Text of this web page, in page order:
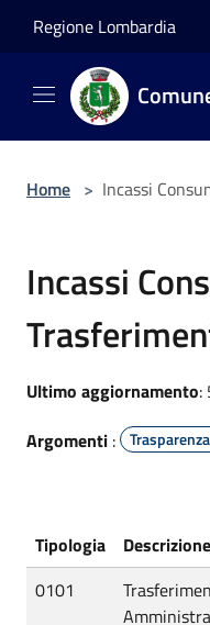
Regione Lombardia
Home > Incassi
Incassi
Ultimo aggiornamento:
Argomenti :
Tipologia
0101